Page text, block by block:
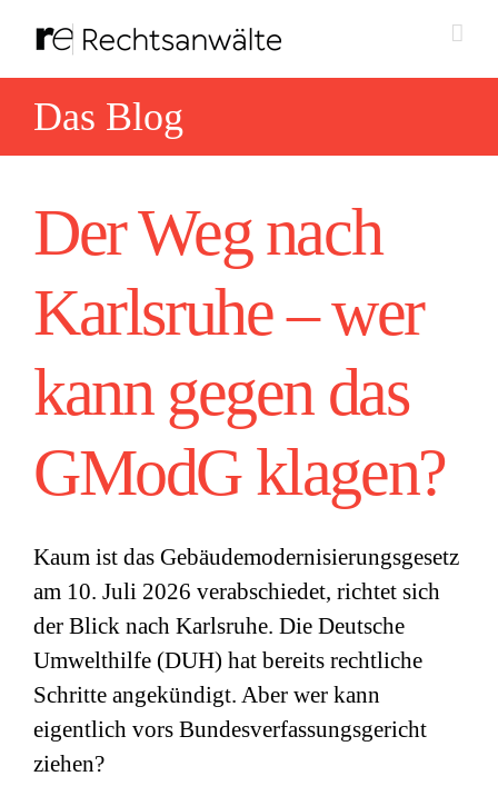
Inhalt
springen
Das Blog
Der Weg nach
Karlsruhe – wer
kann gegen das
GModG klagen?
Kaum ist das Gebäudemodernisierungsgesetz
am 10. Juli 2026 verabschiedet, richtet sich
der Blick nach Karlsruhe. Die Deutsche
Umwelthilfe (DUH) hat bereits rechtliche
Schritte angekündigt. Aber wer kann
eigentlich vors Bundesverfassungsgericht
ziehen?